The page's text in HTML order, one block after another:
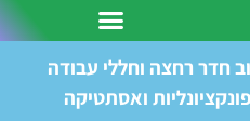
חדר רחצה וחללי עבודה
ואסתטיקה